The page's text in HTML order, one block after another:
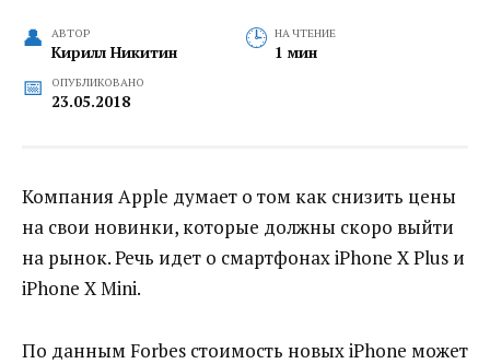
АВТОР
Кирилл Никитин
НА ЧТЕНИЕ
1 мин
ОПУБЛИКОВАНО
23.05.2018
Компания Apple думает о том как снизить цены
на свои новинки, которые должны скоро выйти
на рынок. Речь идет о смартфонах iPhone X Plus и
iPhone X Mini.
По данным Forbes стоимость новых iPhone может